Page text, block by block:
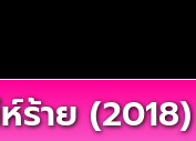
ร้าย (2018)